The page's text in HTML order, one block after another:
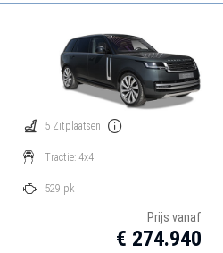
5 Zitplaatsen
Tractie: 4x4
529 pk
Prijs vanaf
€ 274.940